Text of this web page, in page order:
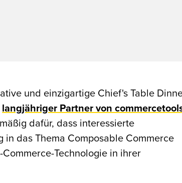
und einzigartige Chief's Table
langjähriger Partner von
dafür, dass interessierte
das Thema Composable Commerce
Technologie in ihrer